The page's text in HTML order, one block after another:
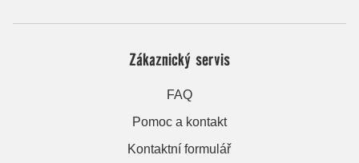
Zákaznický servis
FAQ
Pomoc a kontakt
Kontaktní formulář